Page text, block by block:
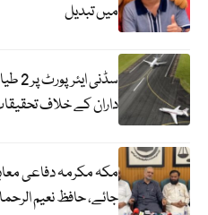
میں تبدیل
داران کے خلاف
مکہ مکرمہ دفاعی
جائے، حافظ نعیم